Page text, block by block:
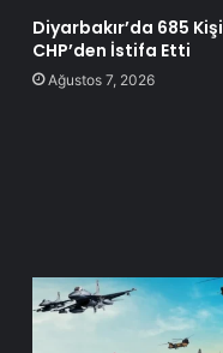
Diyarbakır’da 685 Kişi
CHP’den İstifa Etti
Ağustos 7, 2026